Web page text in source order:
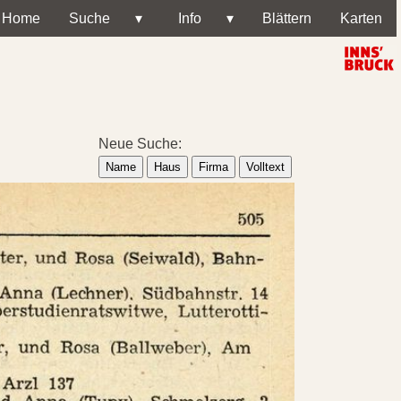
Home Suche ▾ Info ▾ Blättern Karten
Neue Suche:
Name Haus Firma Volltext